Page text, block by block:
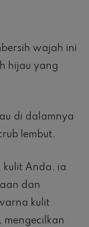
wajah ini
hijau yang
di dalamnya
lembut.
kulit Anda, ia
dan
kulit